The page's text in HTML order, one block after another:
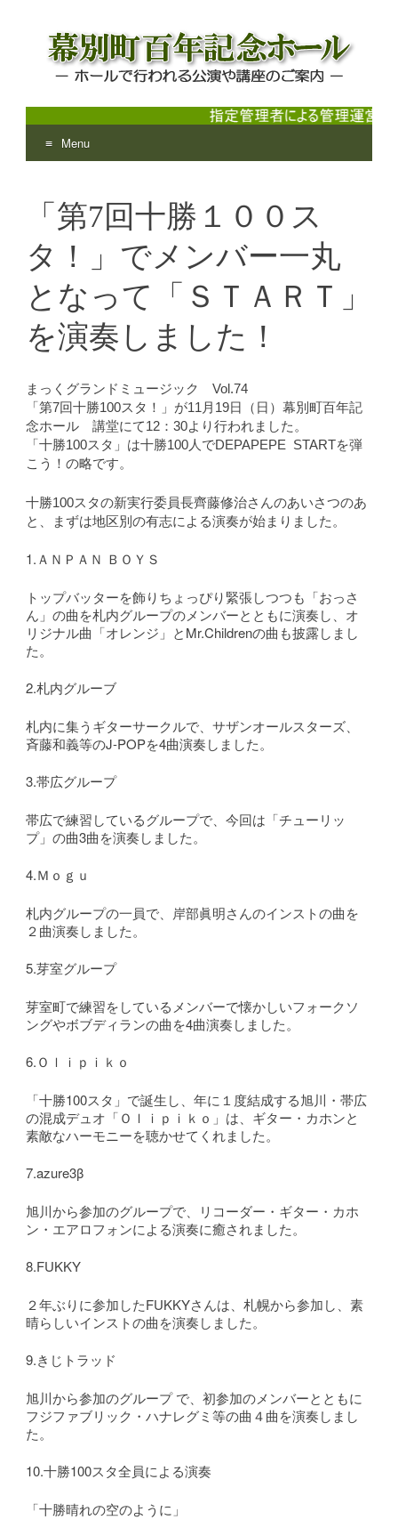
幕別町百年記念ホール
ホールで行われる公演や講座のご案内
Menu
content
「第7回十勝１００ス
タ！」でメンバー一丸
となって「ＳＴＡＲＴ」
を演奏しました！
まっくグランドミュージック Vol.74
「第7回十勝100スタ！」 が11月19日（日）幕別町百年記
念ホール 講堂にて12：30より行われました。
「十勝100スタ」は十勝100人でDEPAPEPE STARTを弾
こう！の略です。
十勝100スタの新実行委員長齊藤修治さんのあいさつのあ
と、まずは地区別の有志による演奏が始まりました。
1.ＡＮＰＡＮ ＢＯＹＳ
トップバッターを飾りちょっぴり緊張しつつも「おっさ
ん」の曲を札内グループのメンバーとともに演奏し、オ
リジナル曲「オレンジ」とMr.Childrenの曲も披露しまし
た。
2.札内グルーブ
札内に集うギターサークルで、サザンオールスターズ、
斉藤和義等のJ-POPを4曲演奏しました。
3.帯広グループ
帯広で練習しているグループで、今回は「チューリッ
プ」の曲3曲を演奏しました。
4.Ｍｏｇｕ
札内グループの一員で、岸部眞明さんのインストの曲を
２曲演奏しました。
5.芽室グループ
芽室町で練習をしているメンバーで懐かしいフォークソ
ングやボブディランの曲を4曲演奏しました。
6.Ｏｌｉｐｉｋｏ
「十勝100スタ」で誕生し、年に１度結成する旭川・帯広
の混成デュオ「Ｏｌｉｐｉｋｏ」は、ギター・カホンと
素敵なハーモニーを聴かせてくれました。
7.azure3β
旭川から参加のグループで、リコーダー・ギター・カホ
ン・エアロフォンによる演奏に癒されました。
8.FUKKY
２年ぶりに参加したFUKKYさんは、札幌から参加し、素
晴らしいインストの曲を演奏しました。
9.きじトラッド
旭川から参加のグループ で、初参加のメンバーとともに
フジファブリック・ハナレグミ等の曲４曲を演奏しまし
た。
10.十勝100スタ全員による演奏
「十勝晴れの空のように」